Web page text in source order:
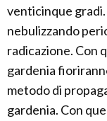
venticinque
nebulizzando
radicazione. Con
gardenia
metodo di
gardenia. Con